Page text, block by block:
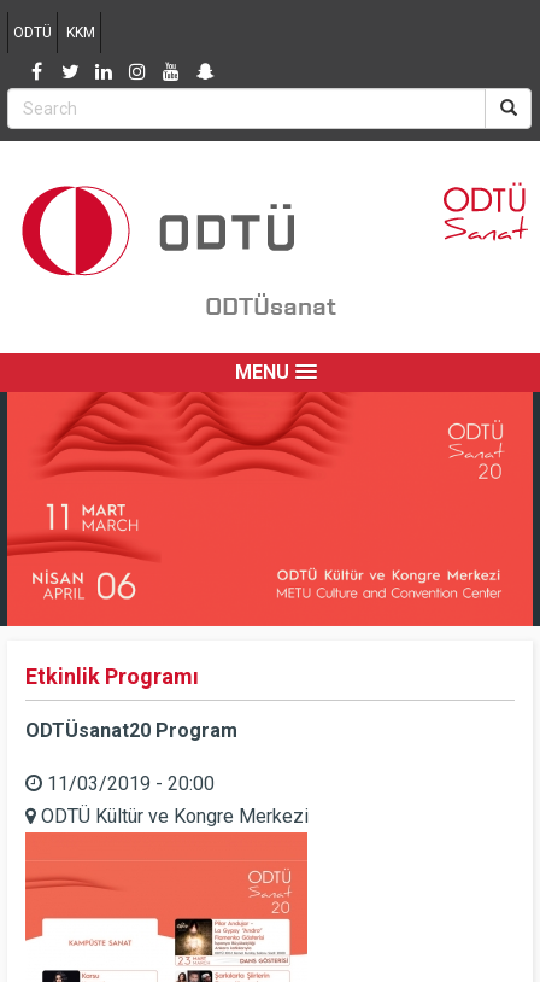
ODTÜ KKM
ODTÜsanat
MENU
Etkinlik Programı
ODTÜsanat20 Program
11/03/2019 - 20:00
ODTÜ Kültür ve Kongre Merkezi